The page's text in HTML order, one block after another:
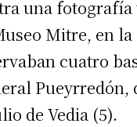
teléfonouna fotografía
Mitre, en
cuatro
de Vedia (5).